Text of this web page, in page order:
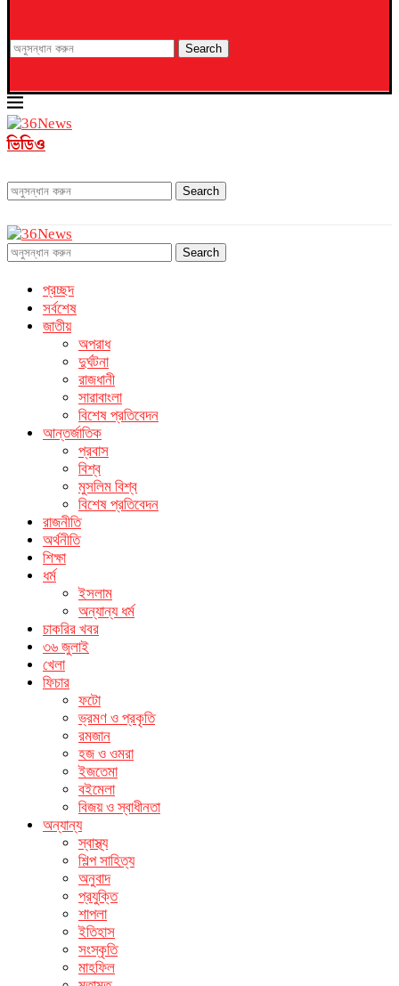
Search
ভিডিও
Search
Search
প্রচ্ছদ
সর্বশেষ
জাতীয়
অপরাধ
দুর্ঘটনা
রাজধানী
সারাবাংলা
বিশেষ প্রতিবেদন
আন্তর্জাতিক
প্রবাস
বিশ্ব
মুসলিম বিশ্ব
বিশেষ প্রতিবেদন
রাজনীতি
অর্থনীতি
শিক্ষা
ধর্ম
ইসলাম
অন্যান্য ধর্ম
চাকরির খবর
৩৬ জুলাই
খেলা
ফিচার
ফটো
ভ্রমণ ও প্রকৃতি
রমজান
হজ ও ওমরা
ইজতেমা
বইমেলা
বিজয় ও স্বাধীনতা
অন্যান্য
স্বাস্থ্য
শিল্প সাহিত্য
অনুবাদ
প্রযুক্তি
শাপলা
ইতিহাস
সংস্কৃতি
মাহফিল